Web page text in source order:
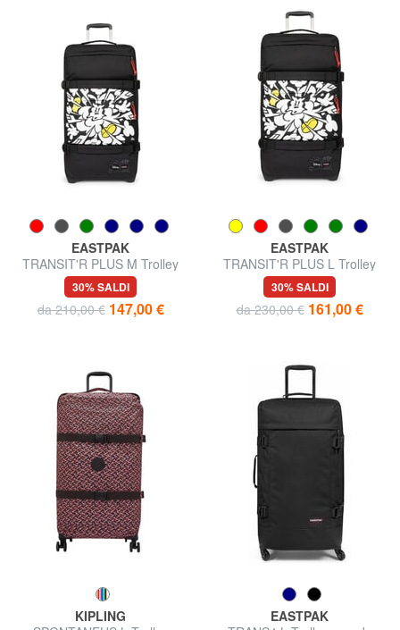
EASTPAK
TRANSIT'R PLUS M Trolley
medio
30% SALDI
da 210,00 € 147,00 €
EASTPAK
TRANSIT'R PLUS L Trolley
grande
30% SALDI
da 230,00 € 161,00 €
KIPLING
EASTPAK